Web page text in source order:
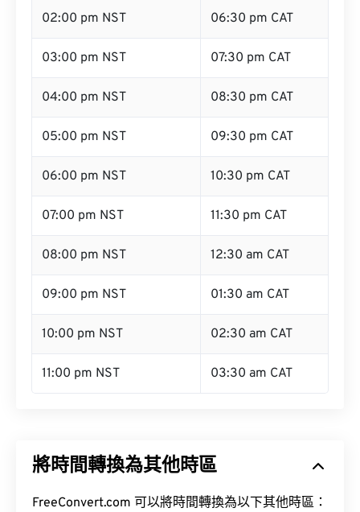
02:00 pm NST 06:30 pm CAT
03:00 pm NST 07:30 pm CAT
04:00 pm NST 08:30 pm CAT
05:00 pm NST 09:30 pm CAT
06:00 pm NST 10:30 pm CAT
07:00 pm NST 11:30 pm CAT
08:00 pm NST 12:30 am CAT
09:00 pm NST 01:30 am CAT
10:00 pm NST 02:30 am CAT
11:00 pm NST 03:30 am CAT
將時間轉換為其他時區
FreeConvert.com 可以將時間轉換為以下其他時區：